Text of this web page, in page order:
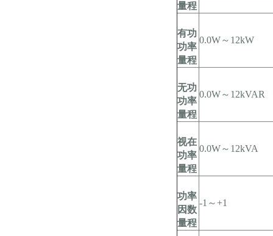
量程
有功
功率
量程
0.0W～12kW
无功
功率
量程
0.0W～12kVAR
视在
功率
量程
0.0W～12kVA
功率
因数
量程
-1～+1